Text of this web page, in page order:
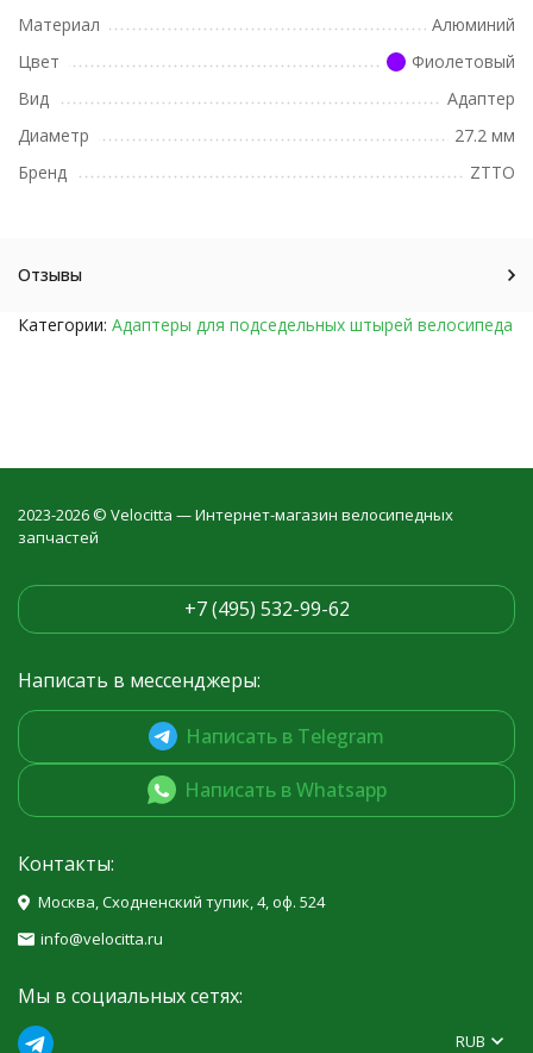
Материал
Алюминий
Цвет
Фиолетовый
Вид
Адаптер
Диаметр
27.2 мм
Бренд
ZTTO
Отзывы
Категории: Адаптеры для подседельных штырей велосипеда
2023-2026 © Velocitta — Интернет-магазин велосипедных
запчастей
+7 (495) 532-99-62
Написать в мессенджеры:
Написать в Telegram
Написать в Whatsapp
Контакты:
Москва, Сходненский тупик, 4, оф. 524
info@velocitta.ru
Мы в социальных сетях:
RUB